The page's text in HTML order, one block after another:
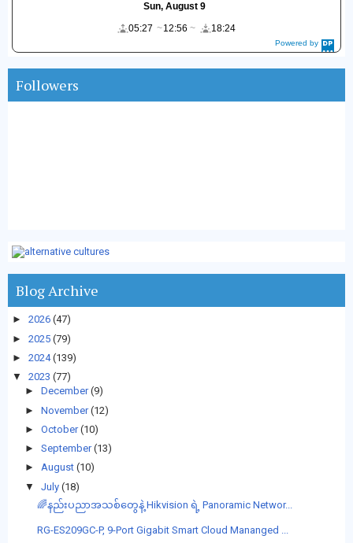
Powered by
DaysPedia.c
Sun, August 9
05:27
12:56 18:24
Followers
Blog Archive
► 2026 (47)
► 2025 (79)
► 2024 (139)
▼
2023 (77)
► December (9)
► November (12)
► October (10)
► September (13)
► August (10)
▼
July (18)
🌈နည်းပညာအသစ်တွေနဲ့ Hikvision ရဲ့ Panoramic Networ...
RG-ES209GC-P, 9-Port Gigabit Smart Cloud Mananged ...